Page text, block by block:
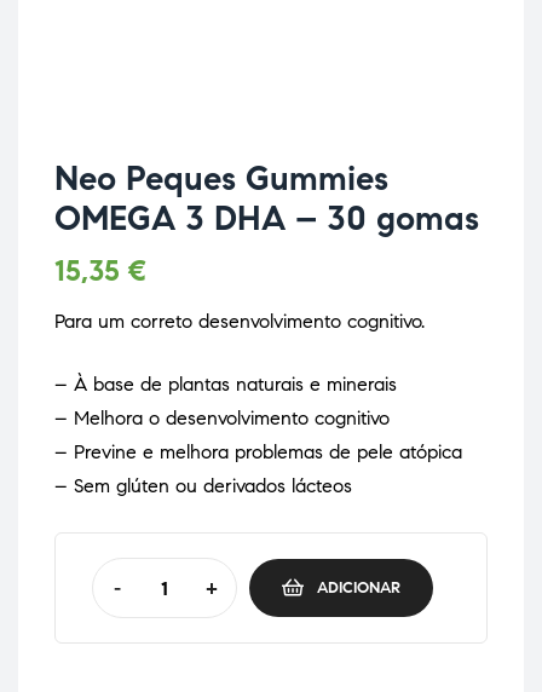
Neo Peques Gummies
OMEGA 3 DHA – 30 gomas
15,35 €
Para um correto desenvolvimento cognitivo.
– À base de plantas naturais e minerais
– Melhora o desenvolvimento cognitivo
– Previne e melhora problemas de pele atópica
– Sem glúten ou derivados lácteos
- + ADICIONAR